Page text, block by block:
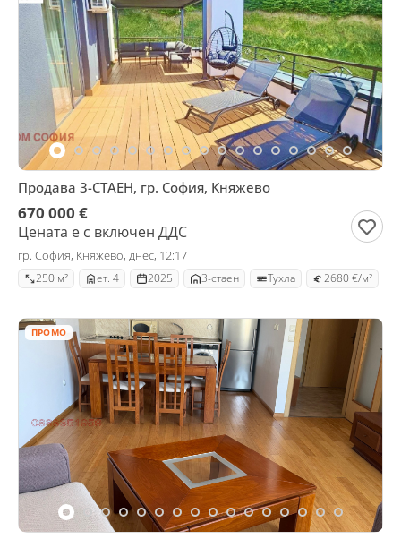
Продава 3-СТАЕН, гр. София, Княжево
670 000 €
Цената е с включен ДДС
гр. София, Княжево, днес, 12:17
250 м² ет. 4 2025 3-стаен Тухла 2680 €/м²
ПРОМО